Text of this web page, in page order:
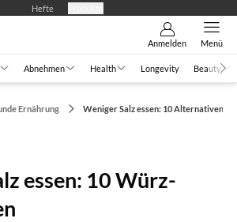
Hefte
Anmelden Menü
Abnehmen Health Longevity Beauty
Ernährung Weniger Salz essen: 10 Alternativen
essen: 10 Würz-